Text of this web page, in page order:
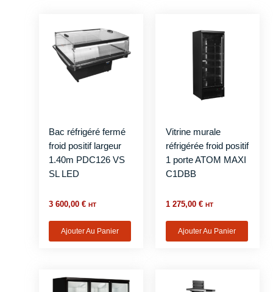
Bac réfrigéré fermé
froid positif largeur
1.40m PDC126 VS
SL LED
3 600,00€ HT
Ajouter Au Panier
Vitrine murale
réfrigérée froid positif
1 porte ATOM MAXI
C1DBB
1 275,00 € HT
Ajouter Au Panier